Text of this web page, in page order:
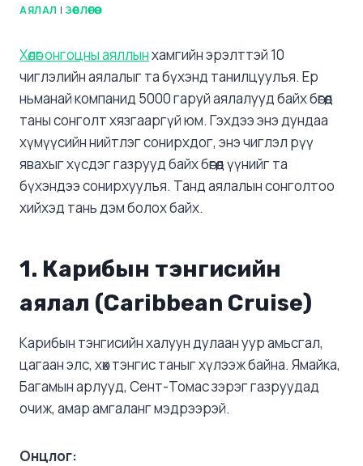
АЯЛАЛ | ЗӨВЛӨГӨӨ
Хөлөг онгоцны аяллынхамгийн эрэлттэй 10
чиглэлийн аялалыг та бүхэнд танилцуулъя. Ер
ньманай компанид 5000 гаруй аялалууд байх бөгөөд
таны сонголт хязгааргүй юм. Гэхдээ энэ дундаа
хүмүүсийн нийтлэг сонирхдог, энэ чиглэл рүү
явахыг хүсдэг газрууд байх бөгөөд үүнийг та
бүхэндээ сонирхуулъя. Танд аялалын сонголтоо
хийхэд тань дэм болох байх.
1. Карибын тэнгисийн
аялал (Caribbean Cruise)
Карибын тэнгисийн халуун дулаан уур амьсгал,
цагаан элс, хөх тэнгис таныг хүлээж байна. Ямайка,
Багамын арлууд, Сент-Томас зэрэг газруудад
очиж, амар амгаланг мэдрээрэй.
Онцлог: